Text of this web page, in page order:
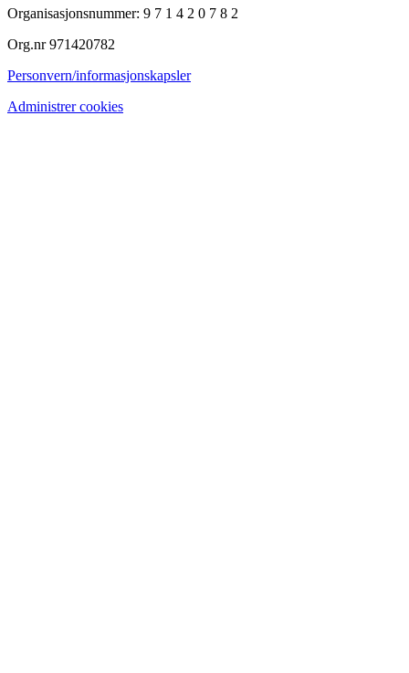
Organisasjonsnummer: 9 7 1 4 2 0 7 8 2
Org.nr 971420782
Personvern/informasjonskapsler
Administrer cookies